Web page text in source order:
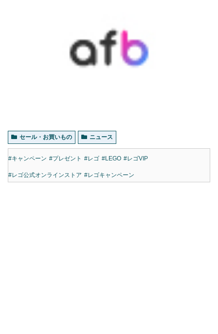
セール・お買いもの ニュース
#キャンペーン #プレゼント #レゴ #LEGO #レゴVIP
#レゴ公式オンラインストア #レゴキャンペーン